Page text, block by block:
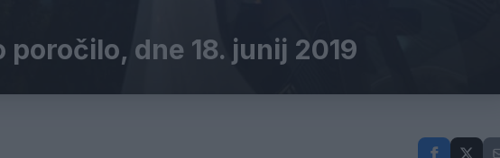
poročilo, dne 18. junij 2019